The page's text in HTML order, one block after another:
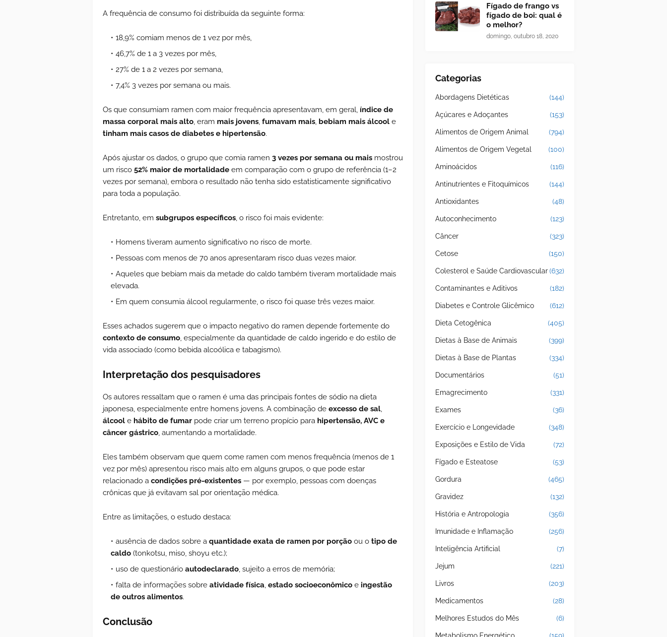
A frequência de consumo foi distribuída da seguinte forma:
18,9% comiam menos de 1 vez por mês,
46,7% de 1 a 3 vezes por mês,
27% de 1 a 2 vezes por semana,
7,4% 3 vezes por semana ou mais.
Os que consumiam ramen com maior frequência apresentavam, em geral, índice de
massa corporal mais alto, eram mais jovens, fumavam mais, bebiam mais álcool e
tinham mais casos de diabetes e hipertensão.
Após ajustar os dados, o grupo que comia ramen 3 vezes por semana ou mais mostrou
um risco 52% maior de mortalidade em comparação com o grupo de referência (1–2
vezes por semana), embora o resultado não tenha sido estatisticamente significativo
para toda a população.
Entretanto, em subgrupos específicos, o risco foi mais evidente:
Homens tiveram aumento significativo no risco de morte.
Pessoas com menos de 70 anos apresentaram risco duas vezes maior.
Aqueles que bebiam mais da metade do caldo também tiveram mortalidade mais
elevada.
Em quem consumia álcool regularmente, o risco foi quase três vezes maior.
Esses achados sugerem que o impacto negativo do ramen depende fortemente do
contexto de consumo, especialmente da quantidade de caldo ingerido e do estilo de
vida associado (como bebida alcoólica e tabagismo).
Interpretação dos pesquisadores
Os autores ressaltam que o ramen é uma das principais fontes de sódio na dieta
japonesa, especialmente entre homens jovens. A combinação de excesso de sal,
álcool e hábito de fumar pode criar um terreno propício para hipertensão, AVC e
câncer gástrico, aumentando a mortalidade.
Eles também observam que quem come ramen com menos frequência (menos de 1
vez por mês) apresentou risco mais alto em alguns grupos, o que pode estar
relacionado a condições pré-existentes — por exemplo, pessoas com doenças
crônicas que já evitavam sal por orientação médica.
Entre as limitações, o estudo destaca:
ausência de dados sobre a quantidade exata de ramen por porção ou o tipo de
caldo (tonkotsu, miso, shoyu etc.);
uso de questionário autodeclarado, sujeito a erros de memória;
falta de informações sobre atividade física, estado socioeconômico e ingestão
de outros alimentos.
Conclusão
Fígado de frango vs
fígado de boi: qual é
o melhor?
domingo, outubro 18, 2020
Categorias
Abordagens Dietéticas (144)
Açúcares e Adoçantes (153)
Alimentos de Origem Animal (794)
Alimentos de Origem Vegetal (100)
Aminoácidos (116)
Antinutrientes e Fitoquímicos (144)
Antioxidantes (48)
Autoconhecimento (123)
Câncer (323)
Cetose (150)
Colesterol e Saúde Cardiovascular(632)
Contaminantes e Aditivos (182)
Diabetes e Controle Glicêmico (612)
Dieta Cetogênica (405)
Dietas à Base de Animais (399)
Dietas à Base de Plantas (334)
Documentários (51)
Emagrecimento (331)
Exames (36)
Exercício e Longevidade (348)
Exposições e Estilo de Vida (72)
Fígado e Esteatose (53)
Gordura (465)
Gravidez (132)
História e Antropologia (356)
Imunidade e Inflamação (256)
Inteligência Artificial (7)
Jejum (221)
Livros (203)
Medicamentos (28)
Melhores Estudos do Mês (6)